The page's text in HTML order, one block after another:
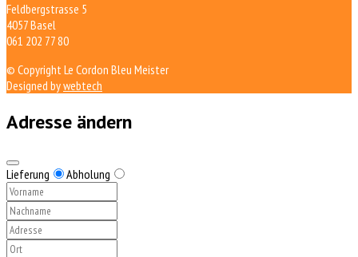
Feldbergstrasse 5
4057 Basel
061 202 77 80
© Copyright Le Cordon Bleu Meister
Designed bywebtech
Adresse ändern
Lieferung Abholung